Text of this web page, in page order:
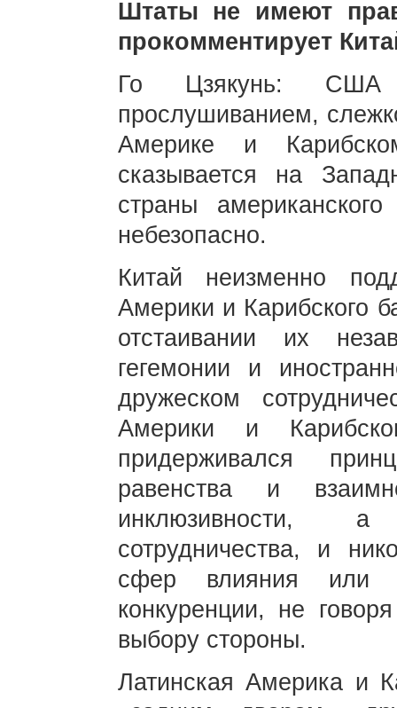
Штаты не имеют
прокомментирует
Го Цзякунь: США
прослушиванием,
Америке и
сказывается на
страны
небезопасно.
Китай неизменно
Америки и Карибского
отстаивании их
гегемонии и
дружеском
Америки и
придерживался
равенства и
инклюзивности, а
сотрудничества, и
сфер влияния или
конкуренции, не
выбору стороны.
Латинская Америка и